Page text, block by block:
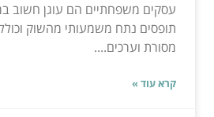
עסקים משפחתיים הם עוגן חשוב
תופסים נתח משמעותי מהשוק
מסורת וערכים....
קרא עוד »